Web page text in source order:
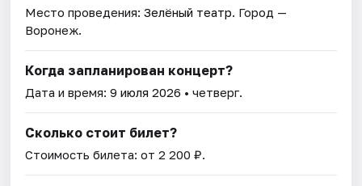
Место проведения:Зелёный театр. Город —
Воронеж.
Когда запланирован концерт?
Дата и время:9 июля 2026 • четверг.
Сколько стоит билет?
Стоимость билета: от 2 200 ₽.